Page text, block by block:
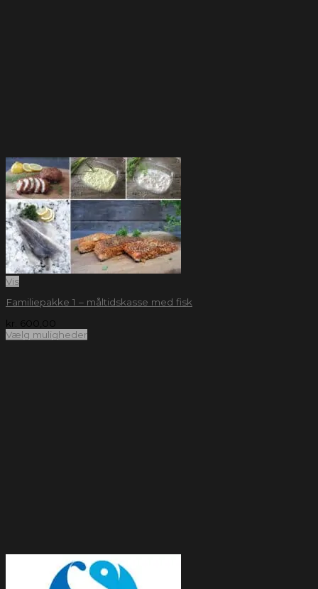
Vis
Familiepakke 1 – måltidskasse med fisk
kr.
600,00
Vælg muligheder